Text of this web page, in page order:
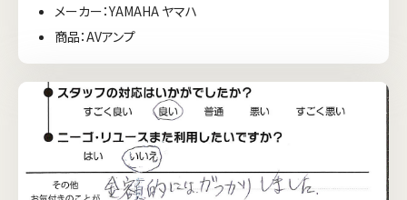
メーカー：YAMAHA ヤマハ
商品：AVアンプ